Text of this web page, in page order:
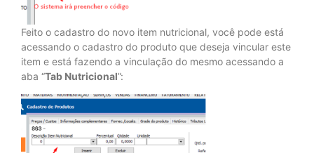
Feito o cadastro do novo item nutricional, você pode está
acessando o cadastro do produto que deseja vincular este
item e está fazendo a vinculação do mesmo acessando a
aba “Tab Nutricional”: